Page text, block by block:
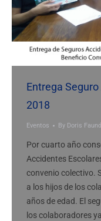
Entrega
2018
Eventos By Doris
Por cuarto año
Accidentes
convenio colectivo.
a los hijos de los
años de edad. El
los colaboradores